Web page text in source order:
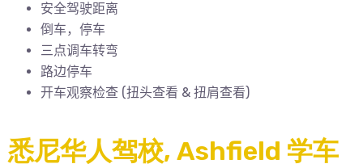
安全驾驶距离
倒车，停车
三点调车转弯
路边停车
开车观察检查 (扭头查看 & 扭肩查看)
悉尼华人驾校, Ashfield 学车